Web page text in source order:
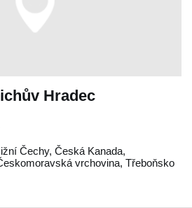
Hradec
Čechy, Česká Kanada,
vrchovina, Třeboňsko